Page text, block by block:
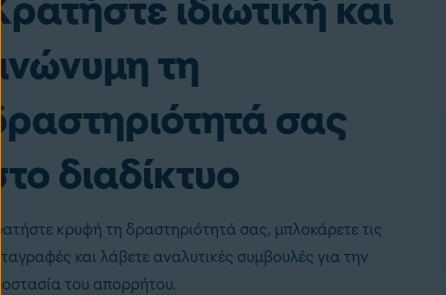
τη
σας
διαδίκτυο
κρυφή τη δραστηριότητά σας, μπλοκάρετε τις
και λάβετε αναλυτικές συμβουλές για την
του απορρήτου.